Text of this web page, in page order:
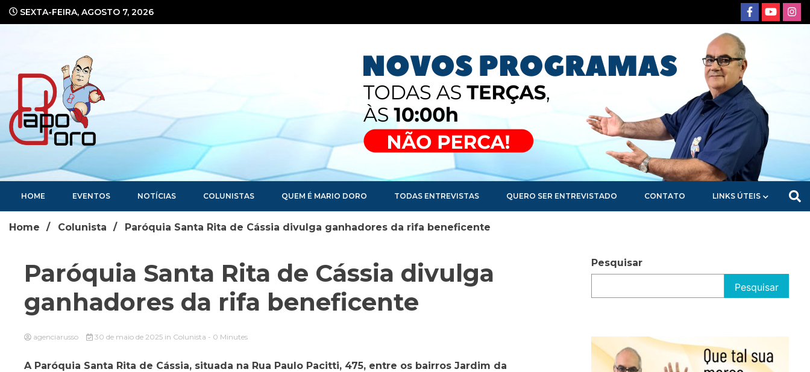
SEXTA-FEIRA, AGOSTO 7, 2026
Portal de Notícias
HOME EVENTOS NOTÍCIAS COLUNISTAS QUEM É MARIO DORO TODAS ENTREVISTAS QUERO SER ENTREVISTADO CONTATO LINKS ÚTEIS
Home Colunista Paróquia Santa Rita de Cássia divulga ganhadores da rifa beneficente
Paróquia Santa Rita de Cássia divulga
ganhadores da rifa beneficente
agenciarusso 30 de maio de 2025 in Colunista - 0 Minutes
A Paróquia Santa Rita de Cássia, situada na Rua Paulo Pacitti, 475, entre os bairros Jardim da
Pesquisar
Pesquisar